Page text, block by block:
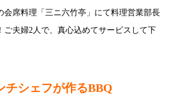
会席料理「三ニ六竹亭」にて料理営業部長
ご夫婦2人で、真心込めてサービスして下
チシェフが作るBBQ